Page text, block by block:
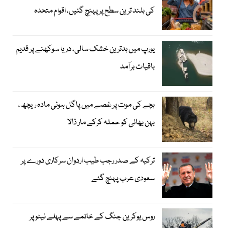
کی بلند ترین سطح پر پہنچ گئیں، اقوام متحدہ
یورپ میں بدترین خشک سالی، دریا سوکھنے پر قدیم
باقیات برآمد
بچے کی موت پر غصے میں پاگل ہوئی مادہ ریچھ،
بہن بھائی کو حملہ کرکے مار ڈالا
ترکیہ کے صدر رجب طیب اردوان سرکاری دورے پر
سعودی عرب پہنچ گئے
روس یوکرین جنگ کے خاتمے سے پہلے نیٹو پر